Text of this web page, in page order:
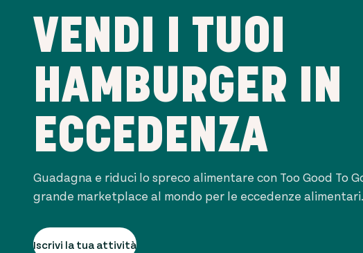
VENDI I TUOI
HAMBURGER IN
ECCEDENZA
Guadagna e riduci lo spreco alimentare con Too Good To
grande marketplace al mondo per le eccedenze alimentari.
Iscrivi la tua attività